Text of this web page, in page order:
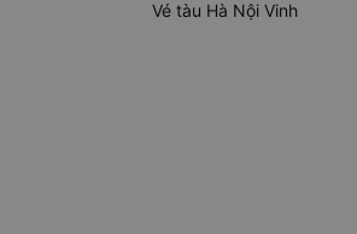
Vé tàu Hà Nội Vinh